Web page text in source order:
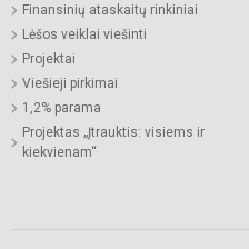
Finansinių ataskaitų rinkiniai
Lėšos veiklai viešinti
Projektai
Viešieji pirkimai
1,2% parama
Projektas „Įtrauktis: visiems ir
kiekvienam“